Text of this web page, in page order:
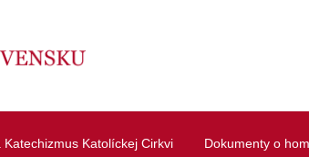
Katechizmus Katolíckej Cirkvi Dokumenty o